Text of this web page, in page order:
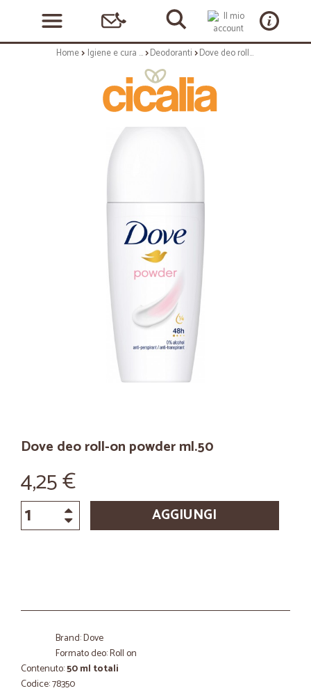
Home Igiene e cura personale Deodoranti Dove deo roll-on powder ml.50
Dove deo roll-on powder ml.50
4,25 €
AGGIUNGI
Brand: Dove
Formato deo: Roll on
Contenuto:50 ml totali
Codice: 78350